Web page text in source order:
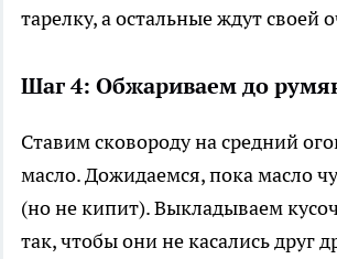
тарелку, а остальные ждут своей
Шаг 4: Обжариваем до
Ставим сковороду на средний
масло. Дожидаемся, пока масло
(но не кипит). Выкладываем
так, чтобы они не касались друг